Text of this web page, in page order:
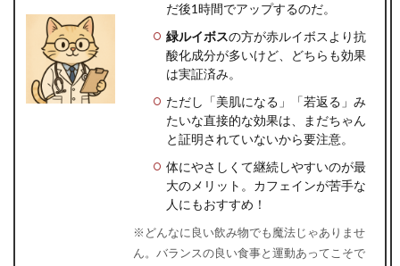
だ後1時間でアップするのだ。
緑ルイボスの方が赤ルイボスより抗
酸化成分が多いけど、どちらも効果
は実証済み。
ただし「美肌になる」「若返る」み
たいな直接的な効果は、まだちゃん
と証明されていないから要注意。
体にやさしくて継続しやすいのが最
大のメリット。カフェインが苦手な
人にもおすすめ！
※どんなに良い飲み物でも魔法じゃありませ
ん。バランスの良い食事と運動あってこそで